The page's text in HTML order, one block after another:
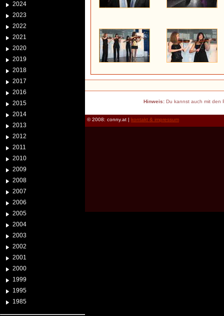
2024
2023
2022
2021
2020
2019
2018
2017
2016
2015
2014
2013
2012
2011
2010
2009
2008
2007
2006
2005
2004
2003
2002
2001
2000
1999
1995
1985
Hinweis:Du kannst auch mit den
© 2008: conny.at | kontakt & impressum